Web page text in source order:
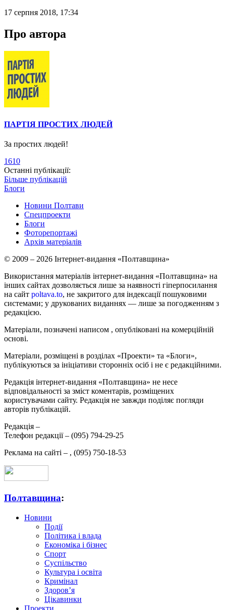
17 серпня 2018, 17:34
Про автора
ПАРТІЯ ПРОСТИХ ЛЮДЕЙ
За простих людей!
1610
Останні публікації:
Більше публікацій
Блоги
Новини Полтави
Спецпроекти
Блоги
Фоторепортажі
Архів матеріалів
© 2009 – 2026 Інтернет-видання «Полтавщина»
Використання матеріалів інтернет-видання «Полтавщина» на
інших сайтах дозволяється лише за наявності гіперпосилання
на сайт poltava.to, не закритого для індексації пошуковими
системами; у друкованих виданнях — лише за погодженням з
редакцією.
Матеріали, позначені написом , опубліковані на комерційній
основі.
Матеріали, розміщені в розділах «Проекти» та «Блоги»,
публікуються за ініціативи сторонніх осіб і не є редакційними.
Редакція інтернет-видання «Полтавщина» не несе
відповідальності за зміст коментарів, розміщених
користувачами сайту. Редакція не завжди поділяє погляди
авторів публікацій.
Редакція –
Телефон редакції – (095) 794-29-25
Реклама на сайті – , (095) 750-18-53
Полтавщина:
Новини
Події
Політика і влада
Економіка і бізнес
Спорт
Суспільство
Культура і освіта
Кримінал
Здоров’я
Цікавинки
Проекти